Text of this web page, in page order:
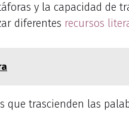
y la capacidad de
diferentes recursos
que trascienden las